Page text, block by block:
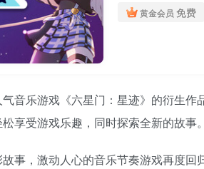
黄金会员 免费
气音乐游戏《六星门：星迹》的衍生
享受游戏乐趣，同时探索全新的故事。
事，激动人心的音乐节奏游戏再度